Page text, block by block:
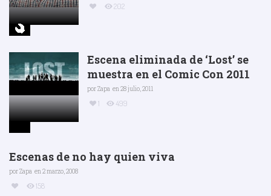
202
Escena eliminada de ‘Lost’ se
muestra en el Comic Con 2011
porZapa en 28 julio, 2011
1 499
Escenas de no hay quien viva
porZapa en 2 marzo, 2008
158